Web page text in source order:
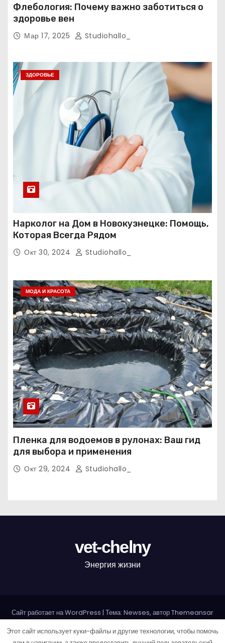
Флебология: Почему важно заботиться о
здоровье вен
Мар 17, 2025 Studiohallo_
ЗДОРОВЬЕ
Нарколог на Дом в Новокузнецке: Помощь,
Которая Всегда Рядом
Окт 30, 2024 Studiohallo_
МОДА И КРАСОТА
Пленка для водоемов в рулонах: Ваш гид
для выбора и применения
Окт 29, 2024 Studiohallo_
vet-chelny
Энергия жизни
Сайт работает на WordPress | Тема: Newses, авторThemeansar
Home Sample Page Авторам и правообладателям
Этот сайт использует куки-файлы и другие технологии, чтобы помочь